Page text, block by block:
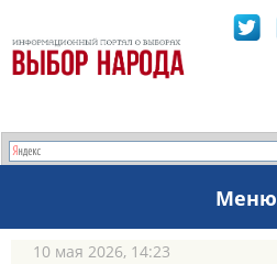
Меню
10 мая 2026, 14:23